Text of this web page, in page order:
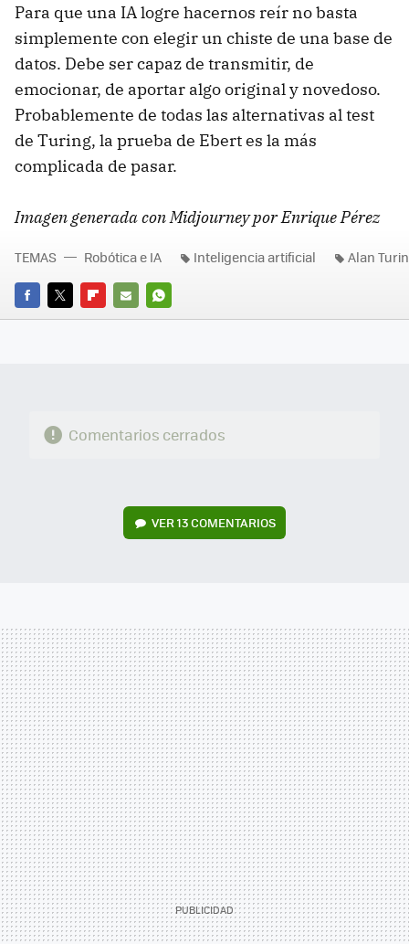
Para que una IA logre hacernos reír no basta
simplemente con elegir un chiste de una base de
datos. Debe ser capaz de transmitir, de
emocionar, de aportar algo original y novedoso.
Probablemente de todas las alternativas al test
de Turing, la prueba de Ebert es la más
complicada de pasar.
Imagen generada con Midjourney por Enrique Pérez
FACEBOOK
TWITTERFLIPBOARD
E-
WHATSAPP
TEMAS Robótica e IA Inteligencia artificial Alan
Comentarios cerrados
VER13 COMENTARIOS